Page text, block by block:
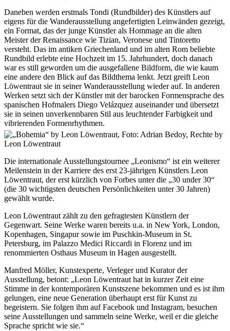
Daneben werden erstmals Tondi (Rundbilder) des Künstlers auf
eigens für die Wanderausstellung angefertigten Leinwänden gezeigt,
ein Format, das der junge Künstler als Hommage an die alten
Meister der Renaissance wie Tizian, Veronese und Tintoretto
versteht. Das im antiken Griechenland und im alten Rom beliebte
Rundbild erlebte eine Hochzeit im 15. Jahrhundert, doch danach
war es still geworden um die ausgefallene Bildform, die wie kaum
eine andere den Blick auf das Bildthema lenkt. Jetzt greift Leon
Löwentraut sie in seiner Wanderausstellung wieder auf. In anderen
Werken setzt sich der Künstler mit der barocken Formensprache des
spanischen Hofmalers Diego Velázquez auseinander und übersetzt
sie in seinen unverkennbaren Stil aus leuchtender Farbigkeit und
vibrierenden Formenrhythmen.
Die internationale Ausstellungstournee „Leonismo“ ist ein weiterer
Meilenstein in der Karriere des erst 23-jährigen Künstlers Leon
Löwentraut, der erst kürzlich von Forbes unter die „30 under 30“
(die 30 wichtigsten deutschen Persönlichkeiten unter 30 Jahren)
gewählt wurde.
Leon Löwentraut zählt zu den gefragtesten Künstlern der
Gegenwart. Seine Werke waren bereits u.a. in New York, London,
Kopenhagen, Singapur sowie im Puschkin-Museum in St.
Petersburg, im Palazzo Medici Riccardi in Florenz und im
renommierten Osthaus Museum in Hagen ausgestellt.
Manfred Möller, Kunstexperte, Verleger und Kurator der
Ausstellung, betont: „Leon Löwentraut hat in kurzer Zeit eine
Stimme in der kontemporären Kunstszene bekommen und es ist ihm
gelungen, eine neue Generation überhaupt erst für Kunst zu
begeistern. Sie folgen ihm auf Facebook und Instagram, besuchen
seine Ausstellungen und sammeln seine Werke, weil er die gleiche
Sprache spricht wie sie.“